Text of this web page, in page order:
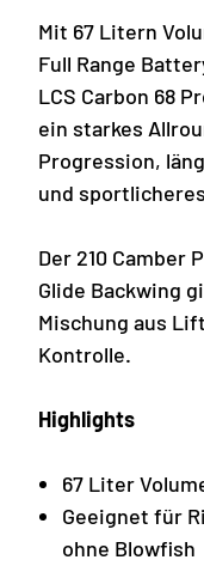
Mit 67 Litern
Full Range
LCS Carbon 68
ein starkes
Progression,
und
Der 210 Camber
Glide Backwing
Mischung aus
Kontrolle.
Highlights
67 Liter
Geeignet für
ohne Blowfish